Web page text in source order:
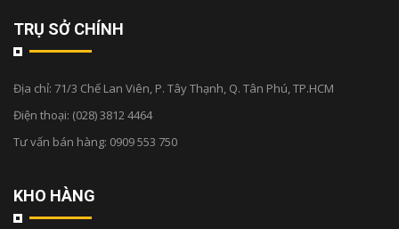
TRỤ SỞ CHÍNH
Địa chỉ: 71/3 Chế Lan Viên, P. Tây Thạnh, Q. Tân Phú, TP.HCM
Điện thoại: (028) 3812 4464
Tư vấn bán hàng: 0909 553 750
KHO HÀNG